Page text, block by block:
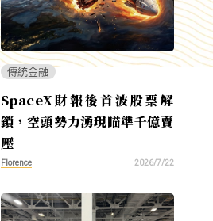
傳統金融
SpaceX財報後首波股票解
鎖，空頭勢力湧現瞄準千億賣
壓
Florence 2026/7/22